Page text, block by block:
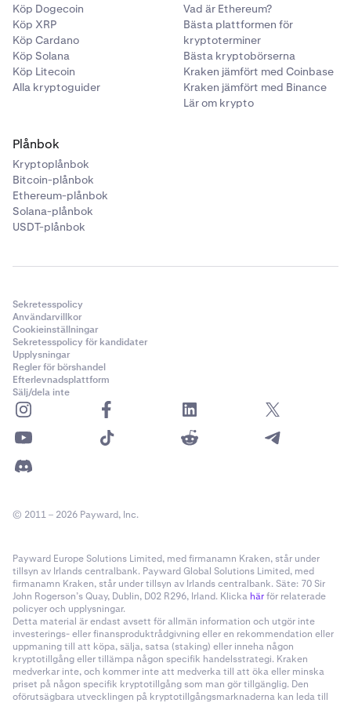
Kava (KAVA)
✅
✅
Kusama (KSM)
✅
✅
✅
✅
Polygon (POL)
✅
✅
Mina Protocol (MINA)
✅
Secret Network (SCRT)
✅
✅
Sei Network (SEI)
APY-nivåerna i appen är uppskattningar och inkluderar
inte Krakens provision. Mer information finns i våra
användarvillkor
Köp Dogecoin
Köp XRP
Köp Cardano
Köp Solana
Köp Litecoin
Alla kryptoguider
Vad är Ethereum?
Bästa plattformen för
kryptoterminer
Bästa kryptobörserna
Kraken jämfört med Coinbase
Kraken jämfört med Binance
Lär om krypto
Plånbok
Kryptoplånbok
Bitcoin-plånbok
Ethereum-plånbok
Solana-plånbok
USDT-plånbok
Sekretesspolicy
Användarvillkor
Cookieinställningar
Sekretesspolicy för kandidater
Upplysningar
Regler för börshandel
Efterlevnadsplattform
Sälj/dela inte
© 2011 – 2026 Payward, Inc.
Payward Europe Solutions Limited, med firmanamn Kraken, står under
tillsyn av Irlands centralbank. Payward Global Solutions Limited, med
firmanamn Kraken, står under tillsyn av Irlands centralbank. Säte: 70 Sir
John Rogerson’s Quay, Dublin, D02 R296, Irland. Klicka härför relaterade
policyer och upplysningar.
Detta material är endast avsett för allmän information och utgör inte
investerings- eller finansproduktrådgivning eller en rekommendation eller
uppmaning till att köpa, sälja, satsa (staking) eller inneha någon
kryptotillgång eller tillämpa någon specifik handelsstrategi. Kraken
medverkar inte, och kommer inte att medverka till att öka eller minska
priset på någon specifik kryptotillgång som man gör tillgänglig. Den
oförutsägbara utvecklingen på kryptotillgångsmarknaderna kan leda till